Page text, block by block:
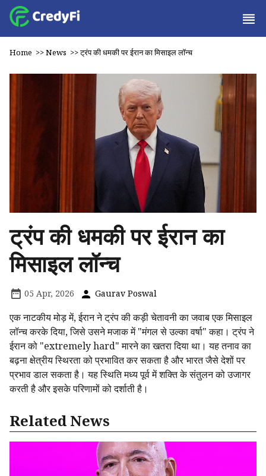
Home >>News >>ट्रंप की धमकी पर ईरान का मिसाइल लॉन्च
ट्रंप की धमकी पर ईरान का
मिसाइल लॉन्च
05 Apr, 2026 Gaurav Poswal
एक नाटकीय मोड़ में, ईरान ने ट्रंप की कड़ी चेतावनी का जवाब एक मिसाइल
लॉन्च करके दिया, जिसे उसने मजाक में "मंगल से उल्का वर्षा" कहा। ट्रंप ने
ईरान को "extremely hard" मारने का खतरा दिया था। यह तनाव का
बढ़ना क्षेत्रीय स्थिरता को प्रभावित कर सकता है और भारत जैसे देशों पर
प्रभाव डाल सकता है। यह स्थिति मध्य पूर्व में शक्ति के संतुलन को उजागर
करती है और इसके परिणामों को दर्शाती है।
Related News